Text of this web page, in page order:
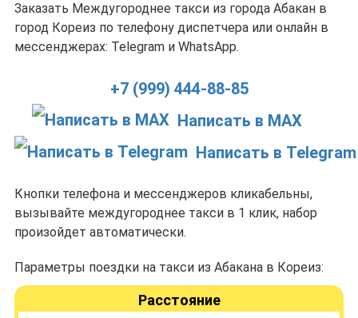
Заказать Междугороднее такси из города Абакан в
город Кореиз по телефону диспетчера или онлайн в
мессенджерах: Telegram и WhatsApp.
+7 (999) 444-88-85
Написать в MAX
Написать в Telegram
Кнопки телефона и мессенджеров кликабельны,
вызывайте междугороднее такси в 1 клик, набор
произойдет автоматически.
Параметры поездки на такси из Абакана в Кореиз:
Расстояние